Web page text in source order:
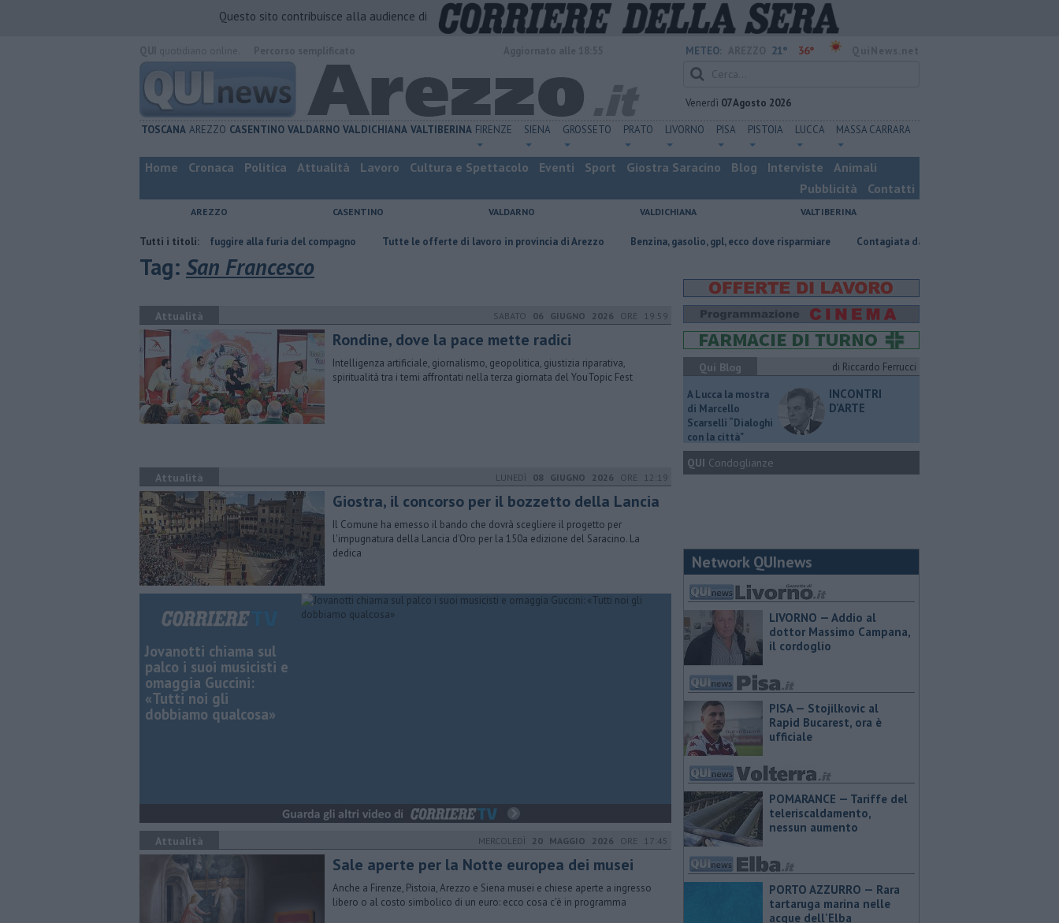
Questo sito contribuisce alla audience di
METEO: 21° 36°
Venerdì 07 Agosto 2026
TOSCANA AREZZO CASENTINO VALDARNO VALDICHIANA VALTIBERINA FIRENZE SIENA GROSSETO PRATO LIVORNO PISA PISTOIA LUCCA MASSA CARRARA
Home Cronaca Politica Attualità Lavoro Cultura e Spettacolo Eventi Sport Giostra Saracino Blog Interviste
Animali
Pubblicità
Contatti
AREZZO CASENTINO VALDARNO VALDICHIANA VALTIBERINA
Tutti i titoli:
Nascosta in un bar per sfuggire alla furia del compagno ​Tutte le offerte di lavoro in provincia di Arezzo ​Benzina, gasolio, gpl, ecco dove risparmiare Contagiata da legionella, non ce l'ha fatta
Tag: San Francesco
Attualità SABATO 06 GIUGNO 2026 ORE 19:59
Rondine, dove la pace mette radici
Intelligenza artificiale, giornalismo, geopolitica, giustizia riparativa,
spiritualità tra i temi affrontati nella terza giornata del YouTopic Fest
Attualità LUNEDÌ 08 GIUGNO 2026 ORE 12:19
Giostra, il concorso per il bozzetto della Lancia
Il Comune ha emesso il bando che dovrà scegliere il progetto per
l'impugnatura della Lancia d'Oro per la 150a edizione del Saracino. La
dedica
Jovanotti chiama sul
palco i suoi musicisti e
omaggia Guccini:
«Tutti noi gli
dobbiamo qualcosa»
Attualità MERCOLEDÌ 20 MAGGIO 2026 ORE 17:45
Sale aperte per la Notte europea dei musei
Anche a Firenze, Pistoia, Arezzo e Siena musei e chiese aperte a ingresso
libero o al costo simbolico di un euro: ecco cosa c'è in programma
Qui Blog di Riccardo Ferrucci
A Lucca la mostra
di Marcello
Scarselli “Dialoghi
con la città"
INCONTRI
D'ARTE
QUI Condoglianze
Network QUInews
LIVORNO — Addio al
dottor Massimo Campana,
il cordoglio
PISA — Stojilkovic al
Rapid Bucarest, ora è
ufficiale
POMARANCE — Tariffe del
teleriscaldamento,
nessun aumento
PORTO AZZURRO — Rara
tartaruga marina nelle
acque dell'Elba